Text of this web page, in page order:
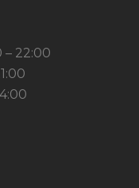
– 22:00